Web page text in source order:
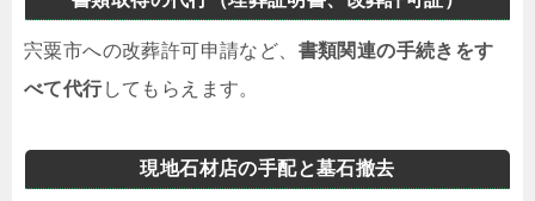
宍粟市への改葬許可申請など、 書類関連の手続きをす
べて代行してもらえます。
現地石材店の手配と墓石撤去